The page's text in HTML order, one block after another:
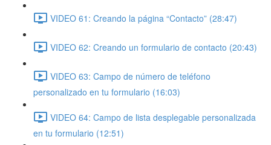
VIDEO 61: Creando la página “Contacto” (28:47)
VIDEO 62: Creando un formulario de contacto (20:43)
VIDEO 63: Campo de número de teléfono
personalizado en tu formulario (16:03)
VIDEO 64: Campo de lista desplegable personalizada
en tu formulario (12:51)